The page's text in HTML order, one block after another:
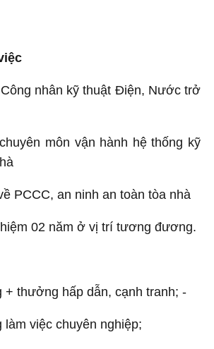
nhân kỹ thuật Điện, Nước trở
môn vận hành hệ thống kỹ
PCCC, an ninh an toàn tòa nhà
02 năm ở vị trí tương đương.
+ thưởng hấp dẫn, cạnh tranh; -
làm việc chuyên nghiệp;